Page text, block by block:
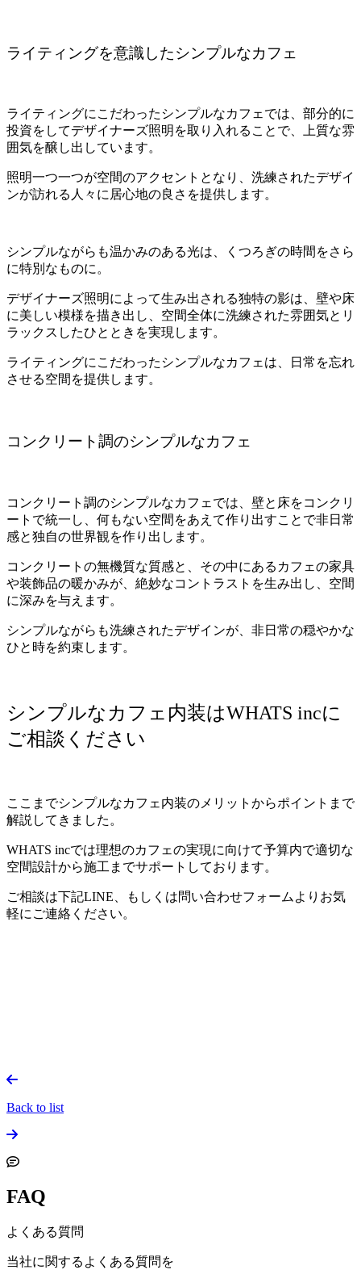
ライティングを意識したシンプルなカフェ
ライティングにこだわったシンプルなカフェでは、部分的に
投資をしてデザイナーズ照明を取り入れることで、上質な雰
囲気を醸し出しています。
照明一つ一つが空間のアクセントとなり、洗練されたデザイ
ンが訪れる人々に居心地の良さを提供します。
シンプルながらも温かみのある光は、くつろぎの時間をさら
に特別なものに。
デザイナーズ照明によって生み出される独特の影は、壁や床
に美しい模様を描き出し、空間全体に洗練された雰囲気とリ
ラックスしたひとときを実現します。
ライティングにこだわったシンプルなカフェは、日常を忘れ
させる空間を提供します。
コンクリート調のシンプルなカフェ
コンクリート調のシンプルなカフェでは、壁と床をコンクリ
ートで統一し、何もない空間をあえて作り出すことで非日常
感と独自の世界観を作り出します。
コンクリートの無機質な質感と、その中にあるカフェの家具
や装飾品の暖かみが、絶妙なコントラストを生み出し、空間
に深みを与えます。
シンプルながらも洗練されたデザインが、非日常の穏やかな
ひと時を約束します。
シンプルなカフェ内装はWHATS incに
ご相談ください
ここまでシンプルなカフェ内装のメリットからポイントまで
解説してきました。
WHATS incでは理想のカフェの実現に向けて予算内で適切な
空間設計から施工までサポートしております。
ご相談は下記LINE、もしくは問い合わせフォームよりお気
軽にご連絡ください。
Back to list
FAQ
よくある質問
当社に関するよくある質問を